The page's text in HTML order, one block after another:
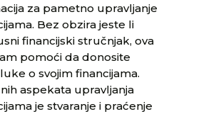
za pametno upravljanje
Bez obzira jeste li
financijski stručnjak, ova
pomoći da donosite
o svojim financijama.
aspekata upravljanja
je stvaranje i praćenje